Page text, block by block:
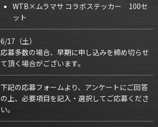
WTB×ムラマサ コラボステッカー 100セ
ット
6/17（土）
応募多数の場合、早期に申し込みを締め切らせ
て頂く場合がございます。
下記の応募フォームより、アンケートにご回答
の上、必要項目を記入・選択してご応募くださ
い。